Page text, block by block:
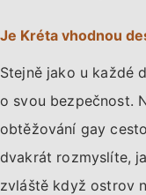
Je Kréta vhodnou
Stejně jako u každé
o svou bezpečnost.
obtěžování gay
dvakrát rozmyslíte,
zvláště když ostrov